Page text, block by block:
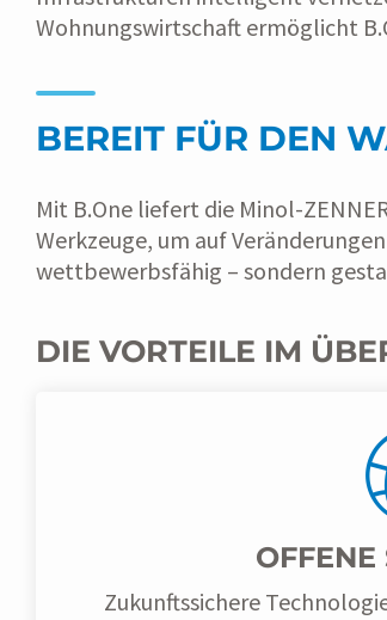
Wohnungswirtschaft ermöglicht
BEREIT FÜR DEN
Mit B.One liefert die Minol-
Werkzeuge, um auf
wettbewerbsfähig – sondern
DIE VORTEILE IM
Zukunftssichere